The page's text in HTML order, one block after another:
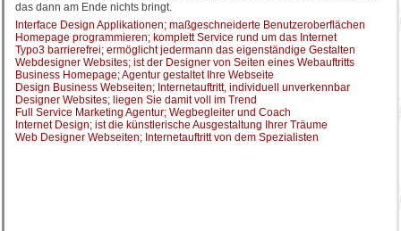
das dann am Ende nichts bringt.
Interface Design Applikationen; maßgeschneiderte Benutzeroberflächen
Homepage programmieren; komplett Service rund um das Internet
Typo3 barrierefrei; ermöglicht jedermann das eigenständige Gestalten
Webdesigner Websites; ist der Designer von Seiten eines Webauftritts
Business Homepage; Agentur gestaltet Ihre Webseite
Design Business Webseiten; Internetauftritt, individuell unverkennbar
Designer Websites; liegen Sie damit voll im Trend
Full Service Marketing Agentur; Wegbegleiter und Coach
Internet Design; ist die künstlerische Ausgestaltung Ihrer Träume
Web Designer Webseiten; Internetauftritt von dem Spezialisten